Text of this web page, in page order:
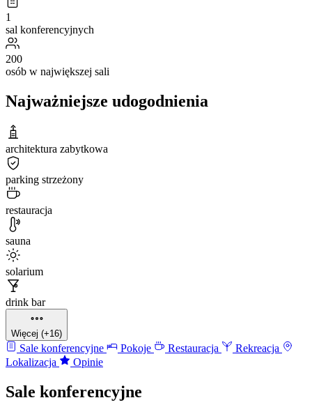
1
sal konferencyjnych
200
osób w największej sali
Najważniejsze udogodnienia
architektura zabytkowa
parking strzeżony
restauracja
sauna
solarium
drink bar
Więcej (+16)
Sale konferencyjne Pokoje Restauracja
Rekreacja
Lokalizacja
Opinie
Sale konferencyjne